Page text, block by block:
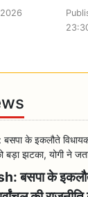
बसपा के